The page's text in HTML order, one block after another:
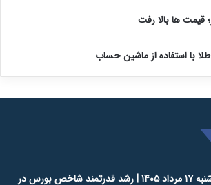
قیمت ها بالا رفت
با استفاده از ماشین حساب
گزارش بورس امروز شنبه ۱۷ مرداد ۱۴۰۵ | رشد قدرتمند شاخص بورس در